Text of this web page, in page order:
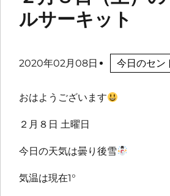
ルサーキット
2020年02月08日 今日のセン
おはようございます
２月８日 土曜日
今日の天気は曇り後雪
気温は現在1°